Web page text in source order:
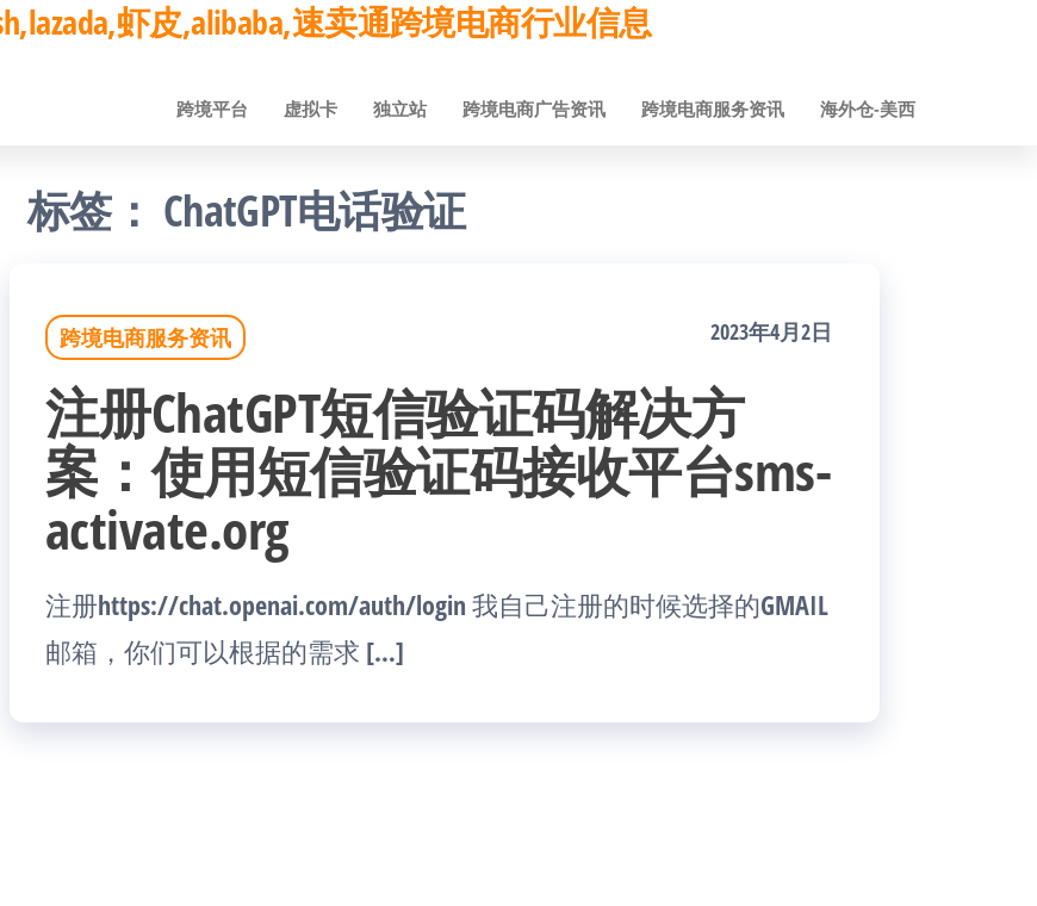
虾皮,alibaba,速卖通跨境电商行业信息
跨境平台 虚拟卡 独立站 跨境电商广告资讯 跨境电商服务资讯 海外仓-美西
标签： ChatGPT电话验证
跨境电商服务资讯 2023年4月2日
注册ChatGPT短信验证码解决方
案：使用短信验证码接收平台sms-
activate.org
注册https://chat.openai.com/auth/login 我自己注册的时候选择的GMAIL
邮箱，你们可以根据的需求 […]